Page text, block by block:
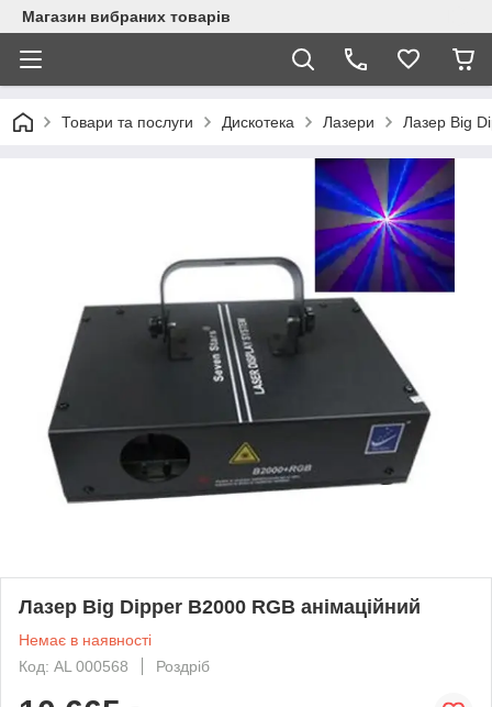
Магазин вибраних товарів
Товари та послуги Дискотека Лазери Лазер Big
Лазер Big Dipper B2000 RGB анімаційний
Немає в наявності
Код: AL 000568
Роздріб